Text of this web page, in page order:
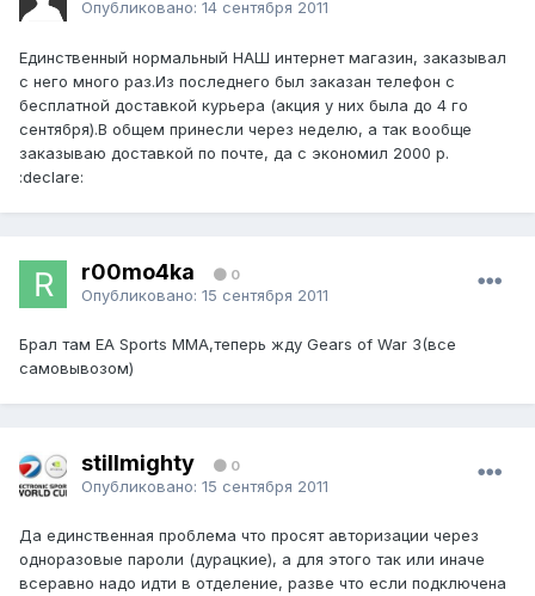
Опубликовано: 14 сентября 2011
Единственный нормальный НАШ интернет магазин, заказывал
с него много раз.Из последнего был заказан телефон с
бесплатной доставкой курьера (акция у них была до 4 го
сентября).В общем принесли через неделю, а так вообще
заказываю доставкой по почте, да с экономил 2000 р.
:declare:
r00mo4ka 0
Опубликовано: 15 сентября 2011
Брал там EA Sports MMA,теперь жду Gears of War 3(все
самовывозом)
stillmighty 0
Опубликовано: 15 сентября 2011
Да единственная проблема что просят авторизации через
одноразовые пароли (дурацкие), а для этого так или иначе
всеравно надо идти в отделение, разве что если подключена